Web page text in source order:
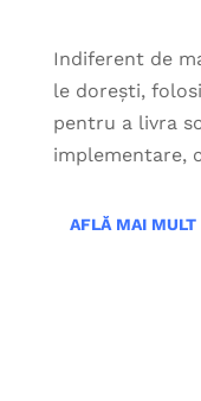
Indiferent de
le dorești,
pentru a livra
implementare,
AFLĂ MAI MULT